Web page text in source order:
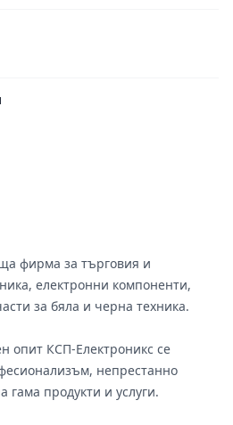
фирма за търговия и
електронни компоненти,
за бяла и черна техника.
опит КСП-Електроникс се
непрестанно
гама продукти и услуги.